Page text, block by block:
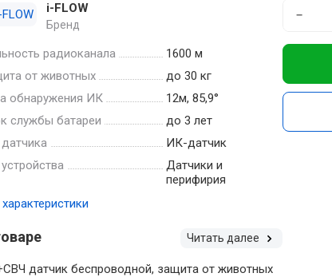
i-FLOW
Бренд
радиоканала
1600 м
от животных
до 30 кг
обнаружения ИК
12м, 85,9°
службы батареи
до 3 лет
ИК-датчик
Датчики и
перифирия
Читать далее
датчик беспроводной, защита от животных
−